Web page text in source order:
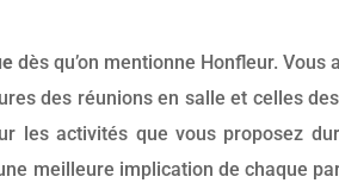
dès qu’on mentionne Honfleur. Vous
des réunions en salle et celles
les activités que vous proposez
meilleure implication de chaque